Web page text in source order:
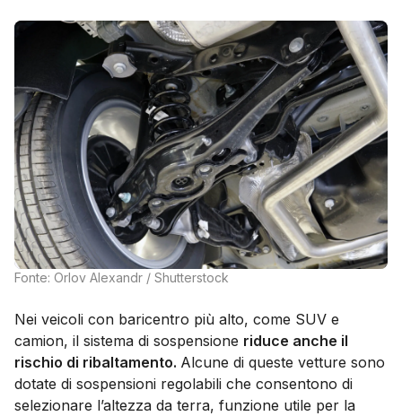
Fonte: Orlov Alexandr / Shutterstock
Nei veicoli con baricentro più alto, come SUV e
camion, il sistema di sospensione riduce anche il
rischio di ribaltamento. Alcune di queste vetture sono
dotate di sospensioni regolabili che consentono di
selezionare l’altezza da terra, funzione utile per la